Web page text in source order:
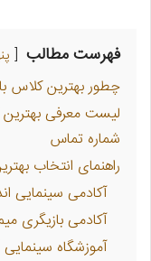
فهرست مطالب
چطور بهترین کلاس
لیست معرفی بهترین
شماره تماس
راهنمای انتخاب
آکادمی سینمایی
آکادمی بازیگری
آموزشگاه